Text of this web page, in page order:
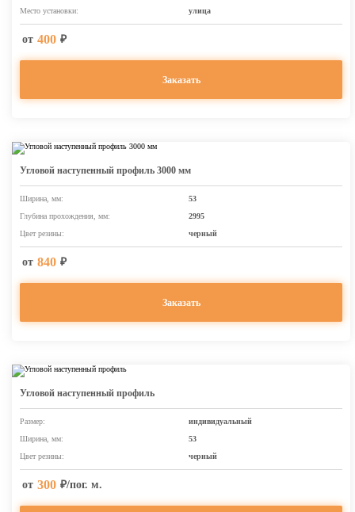
Место установки: улица
от 400 ₽
Заказать
Угловой наступенный профиль 3000 мм
Ширина, мм:
53
Глубина прохождения, мм:
2995
Цвет резины:
черный
от 840 ₽
Заказать
Угловой наступенный профиль
Размер:
индивидуальный
Ширина, мм:
53
Цвет резины:
черный
от 300 ₽/пог. м.